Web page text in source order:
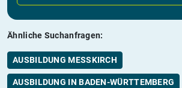
Ähnliche Suchanfragen:
AUSBILDUNG MESSKIRCH
AUSBILDUNG IN BADEN-WÜRTTEMBERG